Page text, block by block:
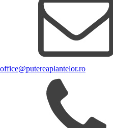
office@putereaplantelor.ro